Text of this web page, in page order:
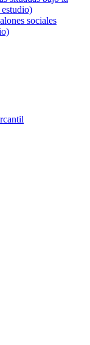
sociales